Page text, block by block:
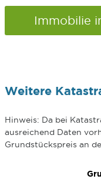
Immobilie
Weitere
Hinweis: Da bei
ausreichend Daten
Grundstückspreis an